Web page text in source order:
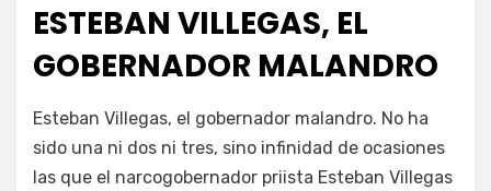
ESTEBAN VILLEGAS, EL
GOBERNADOR MALANDRO
por Fernando Miranda Servín
Esteban Villegas, el gobernador malandro. No ha
sido una ni dos ni tres, sino infinidad de ocasiones
las que el narcogobernador priista Esteban Villegas